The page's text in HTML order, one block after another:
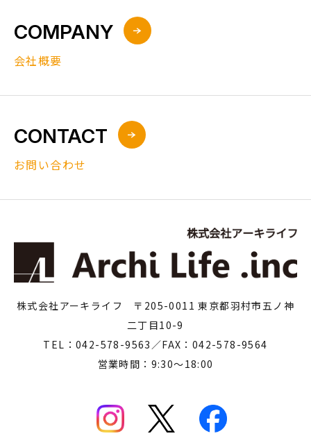
COMPANY
会社概要
CONTACT
お問い合わせ
株式会社アーキライフ 〒205-0011 東京都羽村市五ノ神
二丁目10-9
TEL：042-578-9563／FAX：042-578-9564
営業時間：9:30～18:00